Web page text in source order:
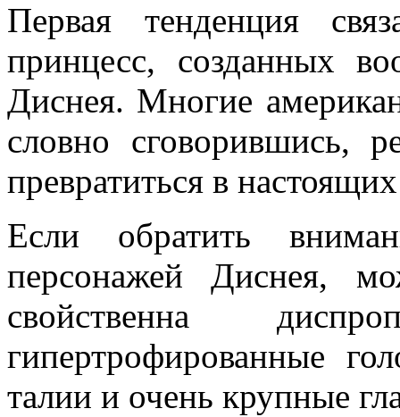
Первая тенденция
принцесс, созданных
Диснея. Многие
словно сговорившись,
превратиться в
Если обратить
персонажей Диснея,
свойственна
гипертрофированные
талии и очень крупные